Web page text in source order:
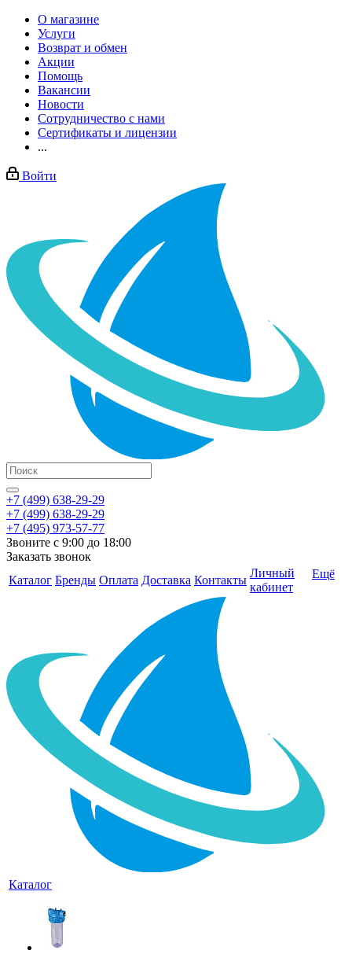
О магазине
Услуги
Возврат и обмен
Акции
Помощь
Вакансии
Новости
Сотрудничество с нами
Сертификаты и лицензии
...
Войти
+7 (499) 638-29-29
+7 (499) 638-29-29
+7 (495) 973-57-77
Звоните с 9:00 до 18:00
Заказать звонок
Каталог Бренды Оплата Доставка Контакты
Личный
кабинет
Ещё
Каталог